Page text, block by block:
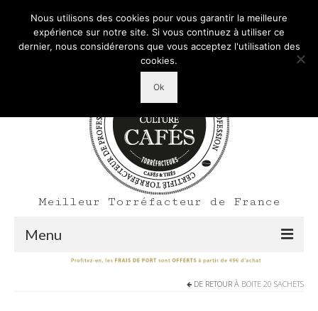
Mon Compte Votre panier d'achats 0,00
Rechercher
Meilleur Torréfacteur de France
Menu
DE RETOUR À BOITE 20 SACHETS
Nous utilisons des cookies pour vous garantir la meilleure
expérience sur notre site. Si vous continuez à utiliser ce
dernier, nous considérerons que vous acceptez l'utilisation des
cookies.
Ok